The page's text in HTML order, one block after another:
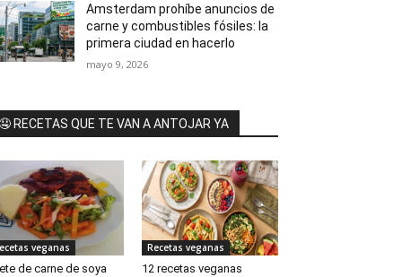
Amsterdam prohíbe anuncios de
carne y combustibles fósiles: la
primera ciudad en hacerlo
mayo 9, 2026
RECETAS QUE TE VAN A ANTOJAR YA
veganas
de carne de soya
Recetas veganas
12 recetas veganas